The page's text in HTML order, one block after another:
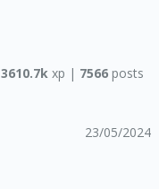
3610.7k xp | 7566posts
23/05/2024